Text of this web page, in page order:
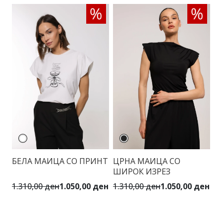
БЕЛА МАИЦА СО ПРИНТ
1.310,00 ден1.050,00 ден
ЦРНА МАИЦА СО
ШИРОК ИЗРЕЗ
1.310,00 ден1.050,00 ден